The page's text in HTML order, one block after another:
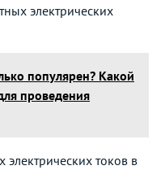
электрических
популярен? Какой
проведения
токов в